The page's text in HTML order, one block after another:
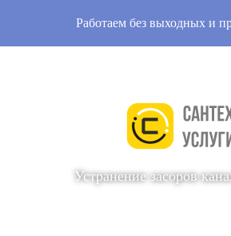
Работаем без выходных и
Устранение засоров